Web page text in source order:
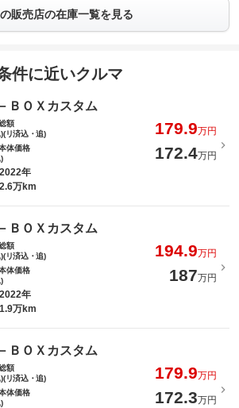
販売店の在庫一覧を見る
件に近いクルマ
ＢＯＸカスタム
額
リ済込・追)
179.9万円
体価格
172.4万円
2022年
2.6万km
ＢＯＸカスタム
額
リ済込・追)
194.9万円
体価格
187万円
2022年
1.9万km
ＢＯＸカスタム
額
リ済込・追)
179.9万円
体価格
172.3万円